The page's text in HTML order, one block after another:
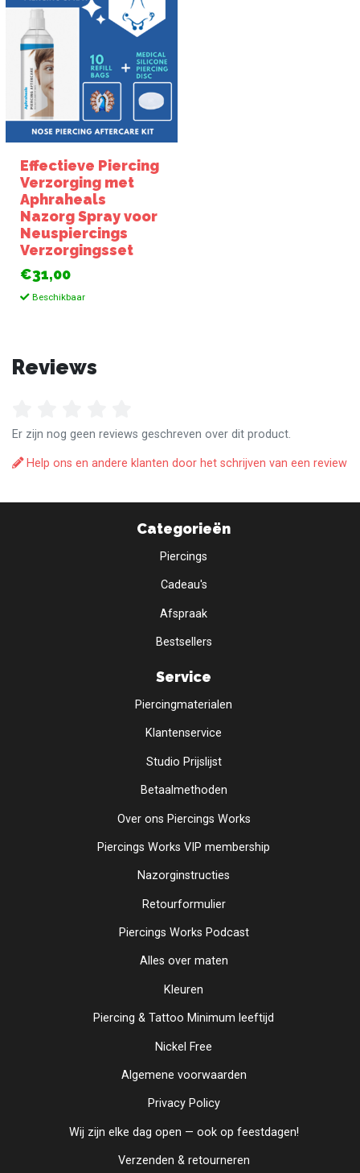
Effectieve Piercing
Verzorging met
Aphraheals
Nazorg Spray voor
Neuspiercings
Verzorgingsset
€31,00
Beschikbaar
Reviews
Er zijn nog geen reviews geschreven over dit product.
Help ons en andere klanten door het schrijven van een review
Categorieën
Piercings
Cadeau's
Afspraak
Bestsellers
Service
Piercingmaterialen
Klantenservice
Studio Prijslijst
Betaalmethoden
Over ons Piercings Works
Piercings Works VIP membership
Nazorginstructies
Retourformulier
Piercings Works Podcast
Alles over maten
Kleuren
Piercing & Tattoo Minimum leeftijd
Nickel Free
Algemene voorwaarden
Privacy Policy
Wij zijn elke dag open — ook op feestdagen!
Verzenden & retourneren